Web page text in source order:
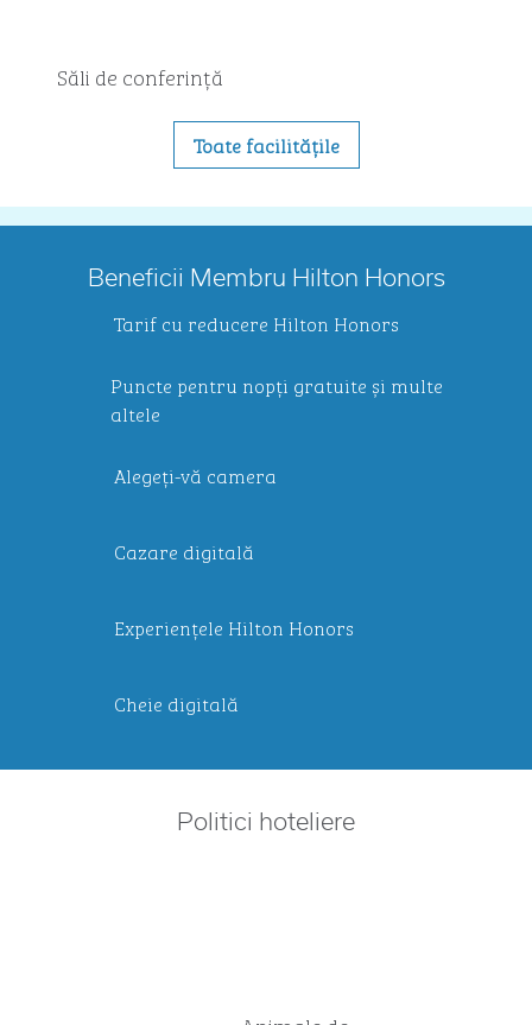
Săli de conferință
Toate facilitățile
Beneficii Membru Hilton Honors
Tarif cu reducere Hilton Honors
Puncte pentru nopți gratuite și multe
altele
Alegeți-vă camera
Cazare digitală
Experiențele Hilton Honors
Cheie digitală
Politici hoteliere